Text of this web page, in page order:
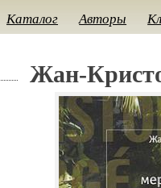
Каталог Авторы
Жан-